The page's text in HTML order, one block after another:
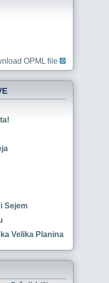
OPML file
Sejem
Velika Planina